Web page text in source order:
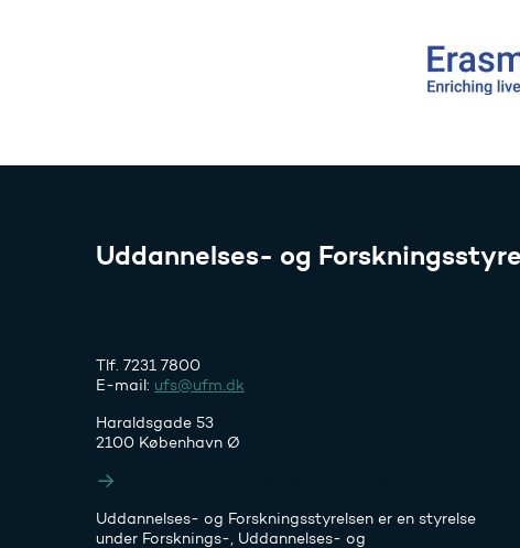
Uddannelses- og
Tlf. 7231 7800
E-mail: ufs@ufm.dk
Haraldsgade 53
2100 København Ø
Uddannelses- og Forskningsstyrelsen er en styrelse
under Forsknings-, Uddannelses- og